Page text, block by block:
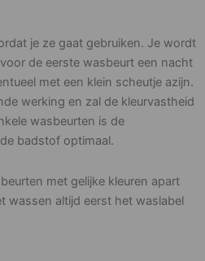
je ze gaat gebruiken. Je wordt
de eerste wasbeurt een nacht
met een klein scheutje azijn.
werking en zal de kleurvastheid
wasbeurten is de
badstof optimaal.
met gelijke kleuren apart
wassen altijd eerst het waslabel